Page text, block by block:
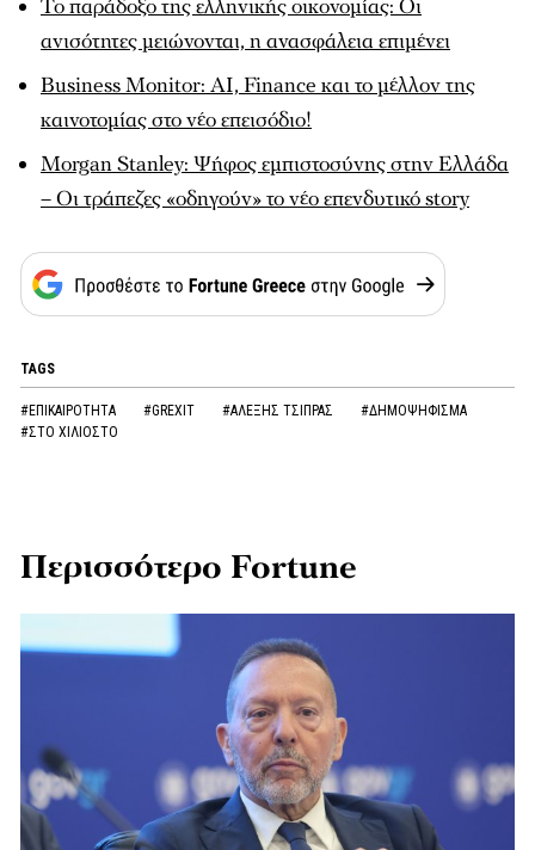
Το παράδοξο της ελληνικής οικονομίας: Οι
ανισότητες μειώνονται, η ανασφάλεια επιμένει
Business Monitor: AI, Finance και το μέλλον της
καινοτομίας στο νέο επεισόδιο!
Morgan Stanley: Ψήφος εμπιστοσύνης στην Ελλάδα
– Οι τράπεζες «οδηγούν» το νέο επενδυτικό story
TAGS
#ΕΠΙΚΑΙΡΟΤΗΤΑ #GREXIT #ΑΛΕΞΗΣ ΤΣΙΠΡΑΣ
#ΔΗΜΟΨΗΦΙΣΜΑ
#ΣΤΟ ΧΙΛΙΟΣΤΟ
Περισσότερο Fortune